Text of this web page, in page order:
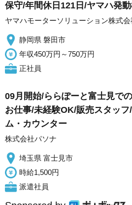
保守/年間休日121日/ヤマハ発
ヤマハモーターソリューション株式会
静岡県 磐田市
年収450万円～750万円
正社員
09月開始/ららぽーと富士見で
お仕事/未経験OK/販売スタッ
ム・カウンター
株式会社パソナ
埼玉県 富士見市
時給1,500円
派遣社員